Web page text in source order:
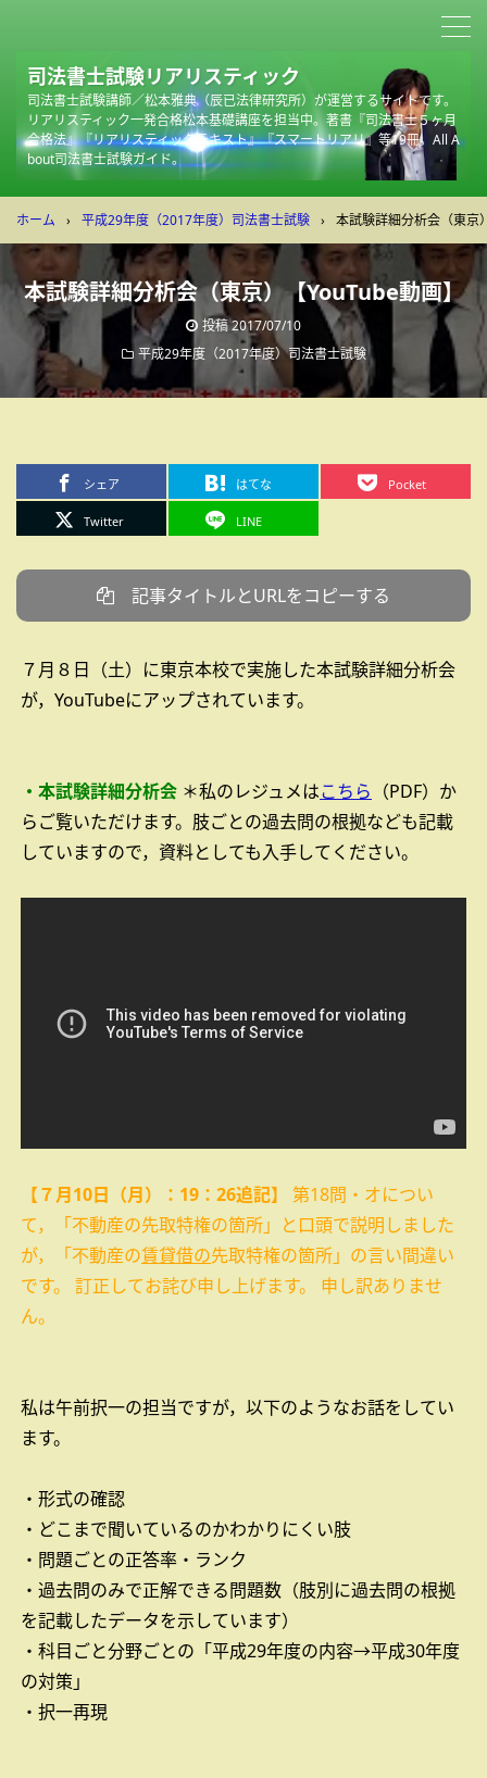
司法書士試験リアリスティック
司法書士試験講師／松本雅典（辰已法律研究所）が運営するサイトです。
リアリスティック一発合格松本基礎講座を担当中。著書『司法書士５ヶ月
合格法』『リアリスティックテキスト』『スマートリアリ』等19冊。All A
bout司法書士試験ガイド。
ホーム › 平成29年度（2017年度）司法書士試験 › 本試験詳細分析会（東京
本試験詳細分析会（東京）【YouTube動画】
投稿2017/07/10
平成29年度（2017年度）司法書士試験
シェア はてな Pocket
Twitter LINE
記事タイトルとURLをコピーする
７月８日（土）に東京本校で実施した本試験詳細分析会
が，YouTubeにアップされています。
・本試験詳細分析会 ＊私のレジュメはこちら （PDF）か
らご覧いただけます。肢ごとの過去問の根拠なども記載
していますので，資料としても入手してください。
【７月10日（月）：19：26追記】
第18問・オについ
て，「不動産の先取特権の箇所」と口頭で説明しました
が，「不動産の賃貸借の先取特権の箇所」の言い間違い
です。
訂正してお詫び申し上げます。
申し訳ありませ
ん。
私は午前択一の担当ですが，以下のようなお話をしてい
ます。
・形式の確認
・どこまで聞いているのかわかりにくい肢
・問題ごとの正答率・ランク
・過去問のみで正解できる問題数（肢別に過去問の根拠
を記載したデータを示しています）
・科目ごと分野ごとの「平成29年度の内容→平成30年度
の対策」
・択一再現